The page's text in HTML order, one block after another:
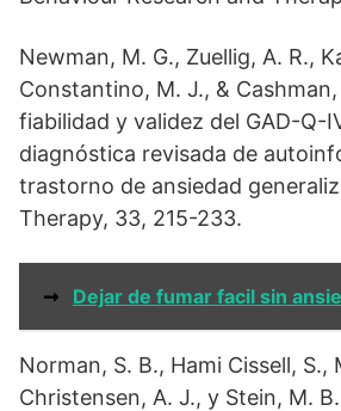
Newman, M. G., Zuellig, A. R.,
Constantino, M. J., &
fiabilidad y validez del GAD-Q-
diagnóstica revisada de
trastorno de ansiedad
Therapy, 33, 215-233.
➞ Dejar de fumar facil sin
Norman, S. B., Hami Cissell, S.,
Christensen, A. J., y Stein, M.